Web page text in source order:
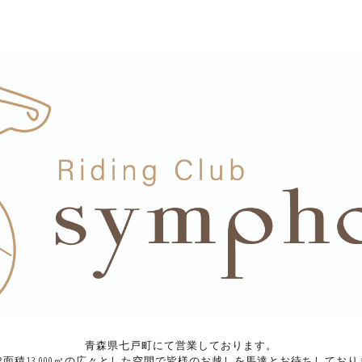
青森県七戸町にて営業しております。